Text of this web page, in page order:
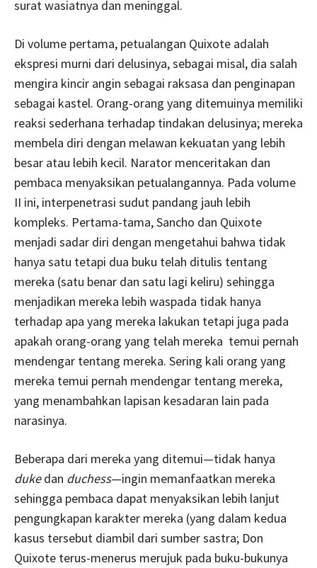
surat wasiatnya dan meninggal.
Di volume pertama, petualangan Quixote adalah
ekspresi murni dari delusinya, sebagai misal, dia salah
mengira kincir angin sebagai raksasa dan penginapan
sebagai kastel. Orang-orang yang ditemuinya memiliki
reaksi sederhana terhadap tindakan delusinya; mereka
membela diri dengan melawan kekuatan yang lebih
besar atau lebih kecil. Narator menceritakan dan
pembaca menyaksikan petualangannya. Pada volume
II ini, interpenetrasi sudut pandang jauh lebih
kompleks. Pertama-tama, Sancho dan Quixote
menjadi sadar diri dengan mengetahui bahwa tidak
hanya satu tetapi dua buku telah ditulis tentang
mereka (satu benar dan satu lagi keliru) sehingga
menjadikan mereka lebih waspada tidak hanya
terhadap apa yang mereka lakukan tetapi juga pada
apakah orang-orang yang telah mereka temui pernah
mendengar tentang mereka. Sering kali orang yang
mereka temui pernah mendengar tentang mereka,
yang menambahkan lapisan kesadaran lain pada
narasinya.
Beberapa dari mereka yang ditemui—tidak hanya
dukedan duchess—ingin memanfaatkan mereka
sehingga pembaca dapat menyaksikan lebih lanjut
pengungkapan karakter mereka (yang dalam kedua
kasus tersebut diambil dari sumber sastra; Don
Quixote terus-menerus merujuk pada buku-bukunya